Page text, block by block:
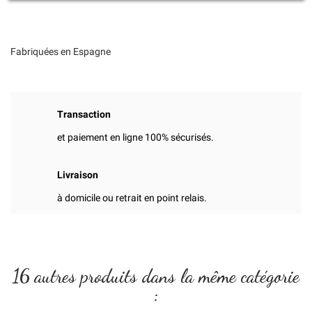
Fabriquées en Espagne
Transaction
et paiement en ligne 100% sécurisés.
Livraison
à domicile ou retrait en point relais.
16 autres produits dans la même catégorie
: